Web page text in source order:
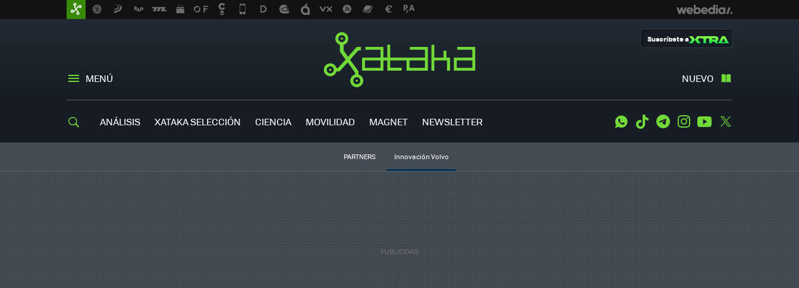
MENÚ NUEVO
Suscríbete a
ANÁLISIS XATAKA SELECCIÓN CIENCIA MOVILIDAD MAGNET NEWSLETTER WhatsApp
Tiktok TelegramInstagramYoutube
PARTNERS Innovación Volvo